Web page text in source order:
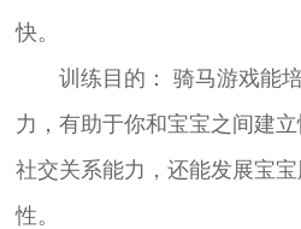
快。
训练目的： 骑马游戏能培
力，有助于你和宝宝之间建
社交关系能力，还能发展宝
性。